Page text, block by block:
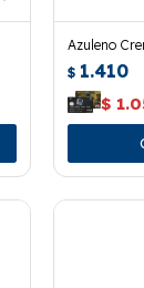
Azuleno
$ 1.410
$